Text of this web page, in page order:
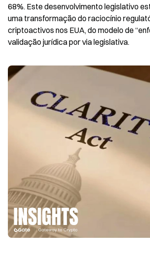
68%. Este desenvolvimento legislativo
uma transformação do raciocínio
criptoactivos nos EUA, do modelo de
validação jurídica por via legislativa.